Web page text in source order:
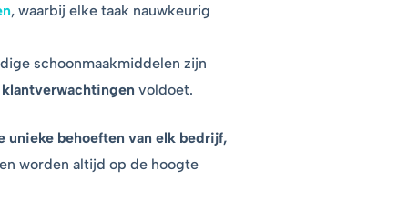
, waarbij elke taak nauwkeurig
schoonmaakmiddelen zijn
klantverwachtingen voldoet.
unieke behoeften van elk bedrijf,
worden altijd op de hoogte